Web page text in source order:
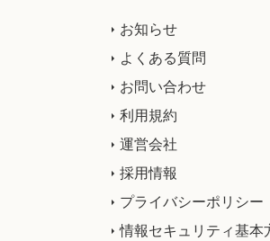
お知らせ
よくある質問
お問い合わせ
利用規約
運営会社
採用情報
プライバシーポリシー
情報セキュリティ基本